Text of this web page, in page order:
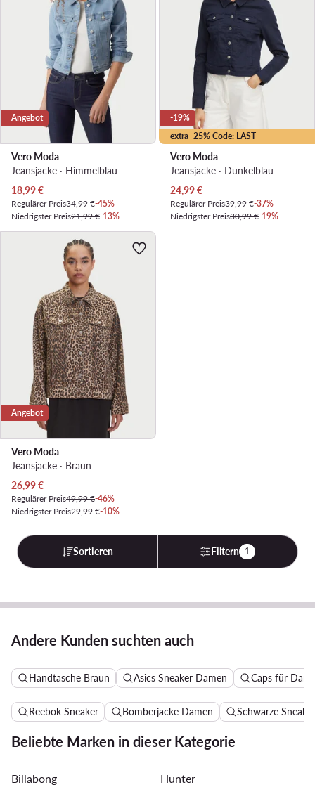
Angebot
Vero Moda
Jeansjacke · Himmelblau
Aktueller Preis
18,99€
Regulärer Preis34,99 €-45%
Niedrigster Preis21,99 €-13%
extra -25% Code: LAST
-19%
Vero Moda
Jeansjacke · Dunkelblau
Aktueller Preis
24,99€
Regulärer Preis39,99 €-37%
Niedrigster Preis30,99 €-19%
Angebot
Vero Moda
Jeansjacke · Braun
Aktueller Preis
26,99€
Regulärer Preis49,99 €-46%
Niedrigster Preis29,99 €-10%
Sortieren Filtern 1
Andere Kunden suchten auch
Handtasche Braun Asics Sneaker Damen Caps für
Reebok Sneaker Bomberjacke Damen Schwarze
Beliebte Marken in dieser Kategorie
Billabong Hunter